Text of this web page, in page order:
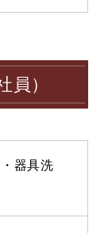
員）
器具洗